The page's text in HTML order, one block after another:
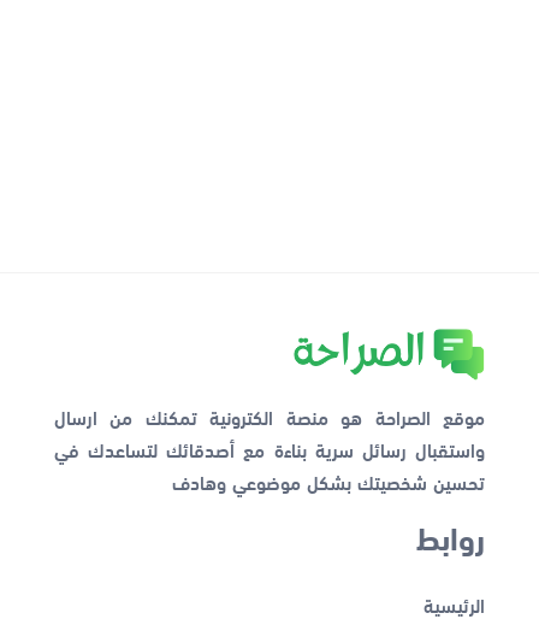
موقع الصراحة هو منصة الكترونية تمكنك من ارسال
واستقبال رسائل سرية بناءة مع أصدقائك لتساعدك في
تحسين شخصيتك بشكل موضوعي وهادف
روابط
الرئيسية